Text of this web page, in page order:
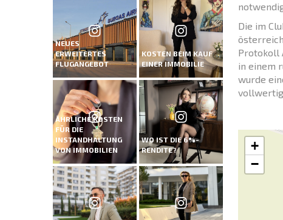
NEUES
ERWEITERTES
FLUGANGEBOT
KOSTEN BEIM KAUF
EINER IMMOBILIE
ÄHRLICHE KOSTEN
FÜR DIE
INSTANDHALTUNG
VON IMMOBILIEN
WO IST DIE 6%-
RENDITE?
Die im
Protokoll
in einem
wurde
+
−